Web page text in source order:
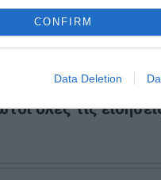
CONFIRM
Data Deletion
στο «Ελευθέριος
Lykavitos.gr στο
όλες τις